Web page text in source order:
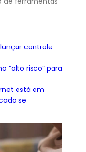
controle
“alto risco” para
está em
se